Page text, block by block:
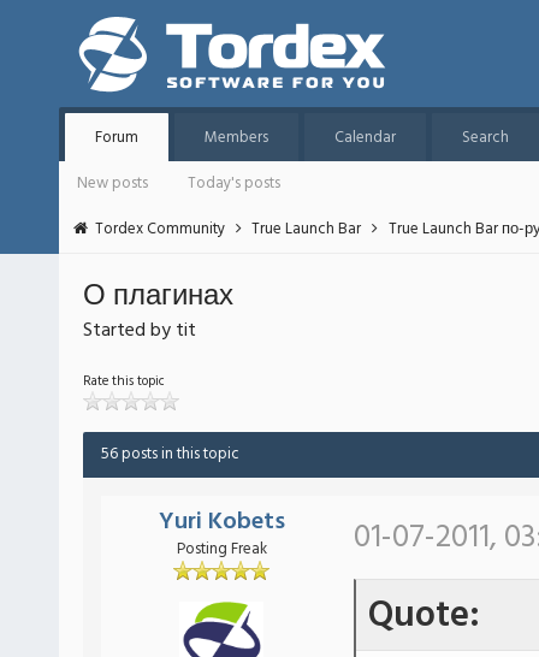
Forum Members Calendar
Search
New posts
Today's posts
Tordex Community
True Launch Bar True Launch Bar по-
О плагинах
Started by tit
Rate this topic
56 posts in this topic
Yuri Kobets
Posting Freak 01-07-2011,
Quote: